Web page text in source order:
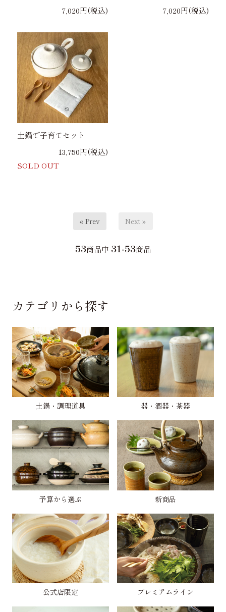
7,020円(税込)
7,020円(税込)
土鍋で子育てセット
13,750円(税込)
SOLD OUT
« Prev Next »
53商品中 31-53商品
カテゴリから探す
土鍋・調理道具 器・酒器・茶器
予算から選ぶ 新商品
公式店限定 プレミアムライン